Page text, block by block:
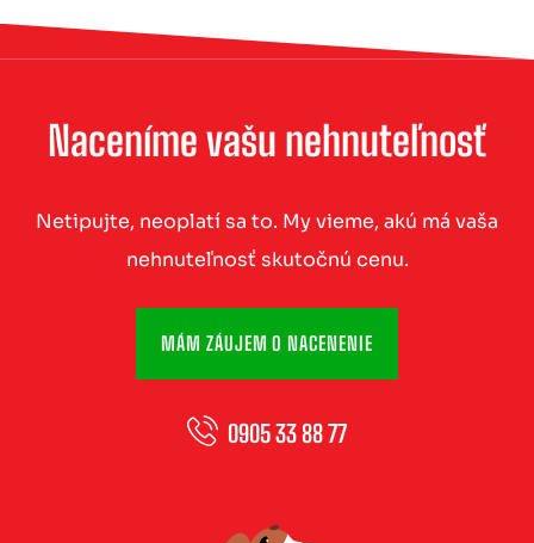
Naceníme vašu nehnuteľnosť
Netipujte, neoplatí sa to. My vieme, akú má vaša
nehnuteľnosť skutočnú cenu.
MÁM ZÁUJEM O NACENENIE
0905 33 88 77